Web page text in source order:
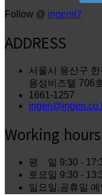
Follow @ ingenit7
ADDRESS
서울시 용산구
용성비즈텔 706
1661-1257
Working hours
평 일 9:30 -
토요일 9:30 -
일요일,공휴일